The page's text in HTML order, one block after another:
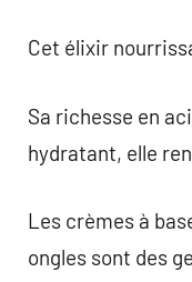
Cet élixir
Sa richesse en
hydratant, elle
Les crèmes à
ongles sont des